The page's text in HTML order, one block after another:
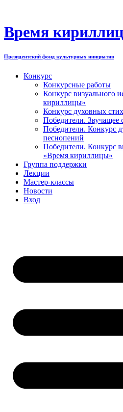
содержимому
Время
Президентский фонд культурных инициатив
Конкурс
Конкурсные работы
Конкурс визуального
кириллицы»
Конкурс духовных
Победители. Звучащее
Победители. Конкурс
песнопений
Победители. Конкурс
«Время кириллицы»
Группа поддержки
Лекции
Мастер-классы
Новости
Вход